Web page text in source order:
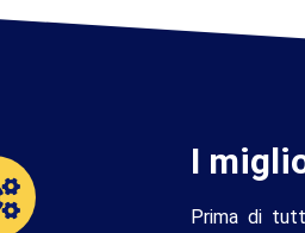
I
Prima di